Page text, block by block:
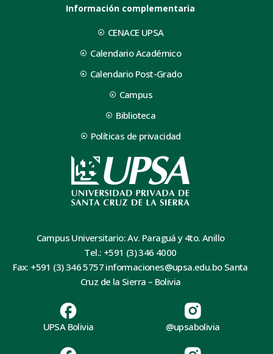
Información complementaria
CENACE UPSA
Calendario Académico
Calendario Post-Grado
Campus
Biblioteca
Políticas de privacidad
Campus Universitario: Av. Paraguá y 4to. Anillo
Tel.: +591 (3) 346 4000
Fax: +591 (3) 346 5757 informaciones@upsa.edu.bo Santa
Cruz de la Sierra – Bolivia
UPSA Bolivia @upsabolivia